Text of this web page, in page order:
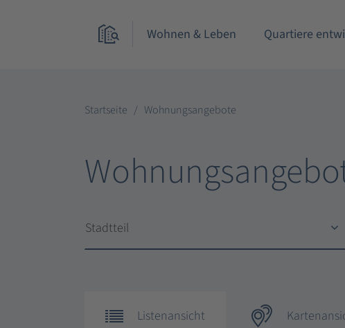
Wohnen & Leben Quartiere
Startseite Wohnungsangebote
Stadtteil
Listenansicht